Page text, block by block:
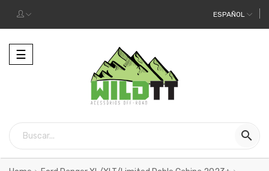
ESPAÑOL
Alternar
la
☰
